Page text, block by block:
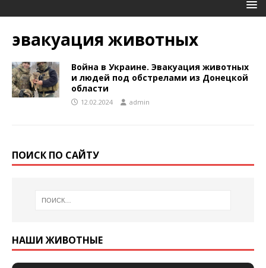
эвакуация животных
Война в Украине. Эвакуация животных
и людей под обстрелами из Донецкой
области
12.02.2024 admin
ПОИСК ПО САЙТУ
НАШИ ЖИВОТНЫЕ